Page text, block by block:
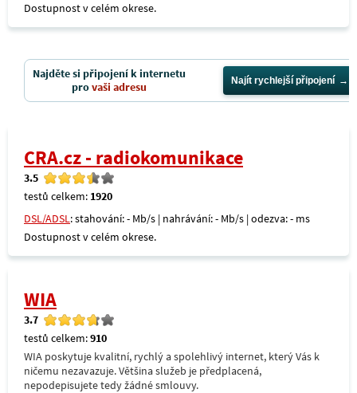
Dostupnost v celém okrese.
Najděte si připojení k internetu
provaši adresu Najít rychlejší připojení
CRA.cz - radiokomunikace
3.5
testů celkem: 1920
DSL/ADSL: stahování: - Mb/s | nahrávání: - Mb/s | odezva: - ms
Dostupnost v celém okrese.
WIA
3.7
testů celkem:910
WIA poskytuje kvalitní, rychlý a spolehlivý internet, který Vás k
ničemu nezavazuje. Většina služeb je předplacená,
nepodepisujete tedy žádné smlouvy.